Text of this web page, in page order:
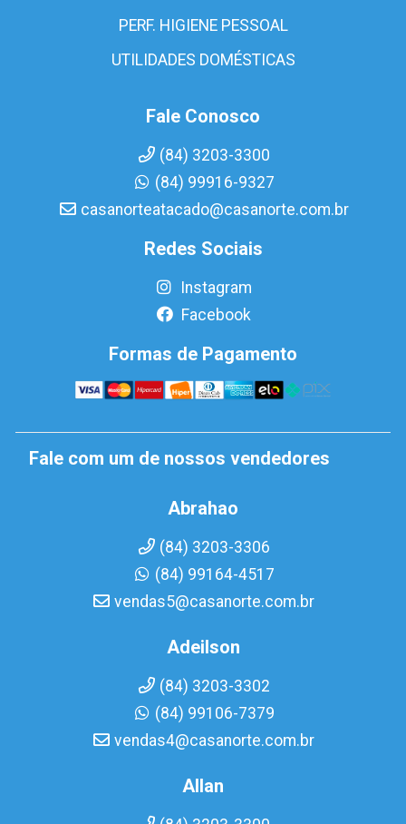
PERF. HIGIENE PESSOAL
UTILIDADES DOMÉSTICAS
Fale Conosco
(84) 3203-3300
(84) 99916-9327
casanorteatacado@casanorte.com.br
Redes Sociais
Instagram
Facebook
Formas de Pagamento
Fale com um de nossos vendedores
Abrahao
(84) 3203-3306
(84) 99164-4517
vendas5@casanorte.com.br
Adeilson
(84) 3203-3302
(84) 99106-7379
vendas4@casanorte.com.br
Allan